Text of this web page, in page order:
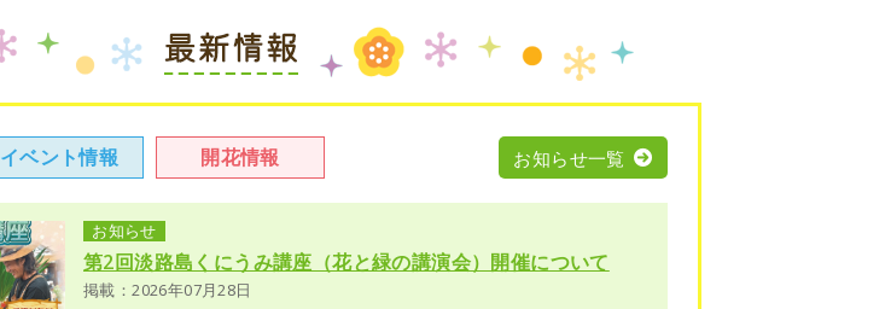
イベント情報 開花情報 お知らせ一覧
お知らせ
第2回淡路島くにうみ講座（花と緑の講演会）開催について
掲載：2026年07月28日